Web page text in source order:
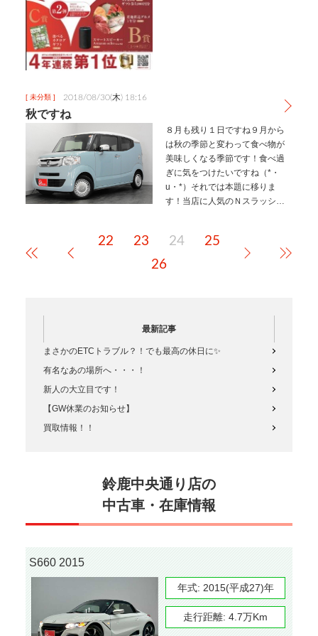
[ 未分類 ] 2018/08/30(木) 18:16
秋ですね
８月も残り１日ですね９月から
は秋の季節と変わって食べ物が
美味しくなる季節です！食べ過
ぎに気をつけたいですね（*・
u・*）それでは本題に移りま
す！当店に人気のＮスラッシュ
さい！また人気車の為、売れた
場合大変申し訳ないので一本お
22 23 24
25
26
最新記事
まさかのETCトラブル？！でも最高の休日に✨
有名なあの場所へ・・・！
新人の大立目です！
【GW休業のお知らせ】
買取情報！！
鈴鹿中央通り店の
中古車・在庫情報
S660 2015
年式: 2015(平成27)年
走行距離: 4.7万Km